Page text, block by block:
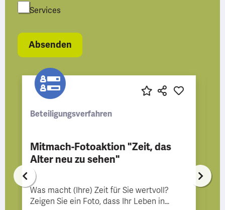
Services
Beteiligungsverfahren
Beteiligung Sofortmaßnahmen
Innenstadt
Entlang der Porschestraße tut sich was!
Sag uns deine Meinung. Im Rahmen des